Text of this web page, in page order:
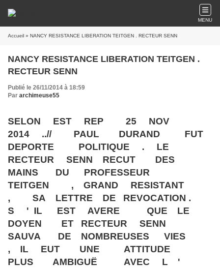
MENU
Accueil » NANCY RESISTANCE LIBERATION TEITGEN . RECTEUR SENN
NANCY RESISTANCE LIBERATION TEITGEN .
RECTEUR SENN
Publié le 26/11/2014 à 18:59
Par archimeuse55
SELON EST REP 25 NOV
2014 ..// PAUL DURAND FUT
DEPORTE POLITIQUE . LE
RECTEUR SENN RECUT DES
MAINS DU PROFESSEUR
TEITGEN , GRAND RESISTANT
, SA LETTRE DE REVOCATION .
S ' IL EST AVERE QUE LE
DOYEN ET RECTEUR SENN
SAUVA DE NOMBREUSES VIES
, IL EUT UNE ATTITUDE
PLUS AMBIGUË AVEC L '